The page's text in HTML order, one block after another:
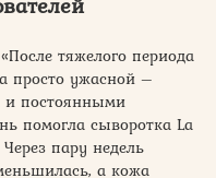
«После тяжелого периода
просто ужасной –
и постоянными
помогла сыворотка La
пару недель
а кожа